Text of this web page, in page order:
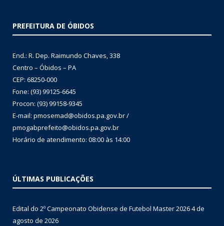
PREFEITURA DE ÓBIDOS
End.: R. Dep. Raimundo Chaves, 338
Centro – Óbidos – PA
CEP: 68250-000
Fone: (93) 99125-6645
Procon: (93) 99158-9345
E-mail: pmosemad@obidos.pa.gov.br /
pmogabprefeito@obidos.pa.gov.br
Horário de atendimento: 08:00 às 14:00
ÚLTIMAS PUBLICAÇÕES
Edital do 2º Campeonato Obidense de Futebol Master 20264 de
agosto de 2026